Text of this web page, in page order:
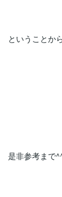
ということか
是非参考まで